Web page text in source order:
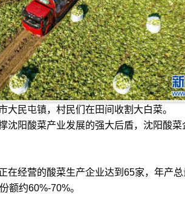
大民屯镇，村民们在田间收割大白菜。
阳酸菜产业发展的强大后盾，沈阳酸菜
经营的酸菜生产企业达到65家，年产总
额约60%-70%。